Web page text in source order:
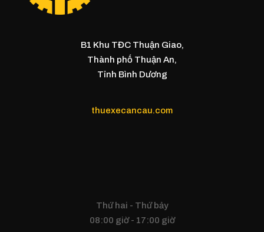
B1 Khu TĐC Thuận Giao,
Thành phố Thuận An,
Tỉnh Bình Dương
thuexecancau.com
Thứ hai - Thứ bảy
08:00 giờ - 17:00 giờ